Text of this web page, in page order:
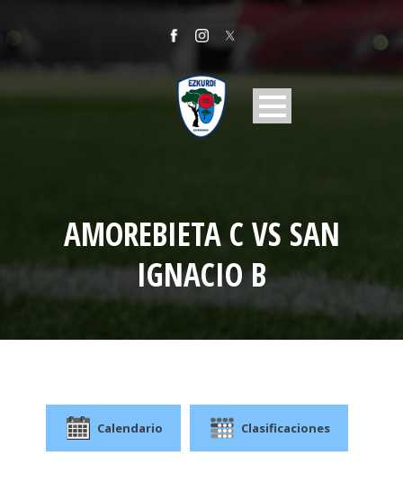
AMOREBIETA C VS SAN
IGNACIO B
Calendario Clasificaciones